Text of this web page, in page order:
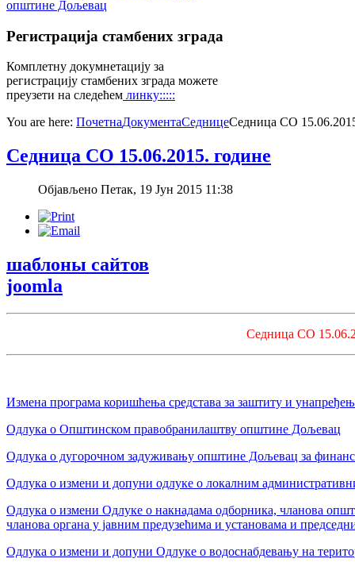
општине Дољевац
Регистрација стамбених зграда
Комплетну докумнетацију за
регистрацију стамбених зграда можете
преузети на следећем линку:::::
You are here: ПочетнаДокументаСедницеСедница СО
Седница СО 15.06.2015. године
Објављено Петак, 19 Јун 2015 11:38
шаблоны сайтов
joomla
Седница СО
Измена програма коришћења средстава за заштиту и
Одлука о Општинском правобранилаштву општине Дољевац
Одлука о дугорочном задуживању општине Дољевац за
Одлука о измени и допуни одлуке о локалним
Одлука о измени Одлуке о накнадама одборника, чланова
чланова органа у јавним предузећима и установама и
Одлука о измени и допуни Одлуке о водоснабдевању на